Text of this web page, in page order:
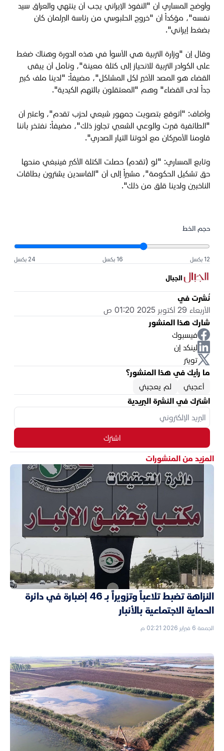
وأوضح المساري أن "النفوذ الإيراني يجب أن ينتهي والعراق سيد
نفسه"، مؤكداً أن "خروج الحلبوسي من رئاسة البرلمان كان
بضغط إيراني".
وقال إن "وزارة التربية هي الأسوأ في هذه الدورة وهناك ضغط
على الكوادر التربية للانحياز إلى كتلة معينة"، ونأمل أن يبقى
القضاء هو المصد الأخير لكل المشاكل"، مضيفاً: "لدينا ملف كبير
جداً لدى القضاء" وهم "المعتقلون بالتهم الكيدية".
وأضاف: "أتوقع بتصويت جمهور شيعي لحزب تقدم"، واعتبر أن
"الطائفية قبرت والوعي الشعبي تجاوز ذلك"، مضيفاً: نفتخر بأننا
قاومنا الأميركان مع أخوتنا التيار الصدري".
وتابع المساري: "لو (تقدم) حصلت الكتلة الأكبر فينبغي منحها
حق تشكيل الحكومة"، مشيراً إلى أن "الفاسدين يشترون بطاقات
الناخبين ولدينا قلق من ذلك".
حجم الخط
12 بكسل 16 بكسل 24 بكسل
الجبال
نُشرت في
الأربعاء 29 أكتوبر 2025 01:20 ص
شارك هذا المنشور
فيسبوك
لينكد إن
تويتر
ما رأيك في هذا المنشور؟
أعجبني
لم يعجبني
اشترك في النشرة البريدية
اشترك
المزيد من المنشورات
النزاهة تضبط تلاعباً وتزويراً بـ 46 إضبارة في دائرة
الحماية الاجتماعية بالأنبار
الجمعة 6 فبراير 2026 02:21 م